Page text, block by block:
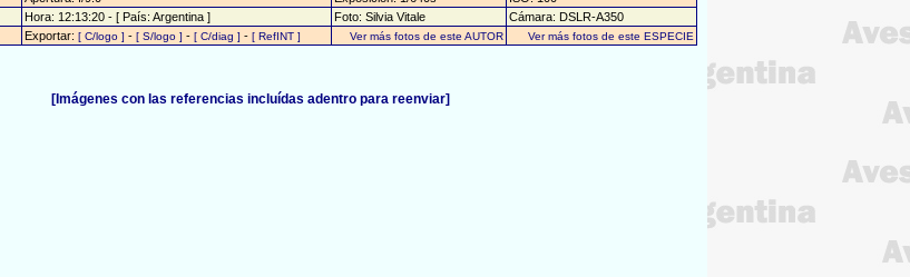
Hora: 12:13:20 - [ País: Argentina ] Foto: Silvia Vitale
Cámara: DSLR-A350
Exportar: [ C/logo ] - [ S/logo ] - [ C/diag ] - [ RefINT ] Ver más fotos de este AUTOR Ver más fotos de este ESPECIE
[Imágenes con las referencias incluídas adentro para reenviar]